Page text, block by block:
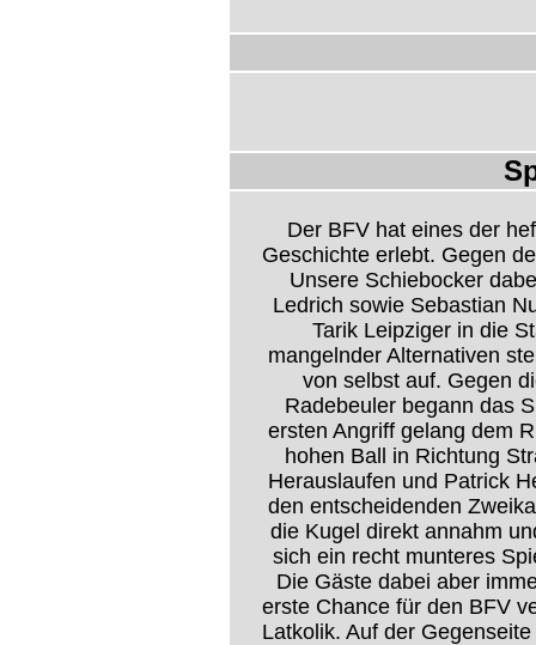
Der BFV hat eines der
Geschichte erlebt. Gegen
Unsere Schiebocker
Ledrich sowie Sebastian
Tarik Leipziger in die
mangelnder Alternativen
von selbst auf. Gegen
Radebeuler begann das
ersten Angriff gelang dem
hohen Ball in Richtung
Herauslaufen und Patrick
den entscheidenden
die Kugel direkt annahm
sich ein recht munteres
Die Gäste dabei aber
erste Chance für den BFV
Latkolik. Auf der